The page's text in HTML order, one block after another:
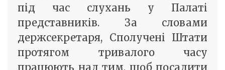
під час слухань у Палаті
представників. За словами
держсекретаря, Сполучені Штати
протягом тривалого часу
працюють над тим, щоб посадити